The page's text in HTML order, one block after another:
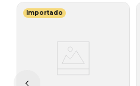
Importado